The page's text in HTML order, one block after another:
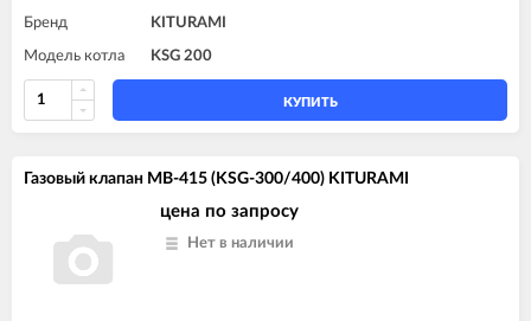
Бренд KITURAMI
Модель котла KSG 200
КУПИТЬ
Газовый клапан MB-415 (KSG-300/400) KITURAMI
цена по запросу
Нет в наличии